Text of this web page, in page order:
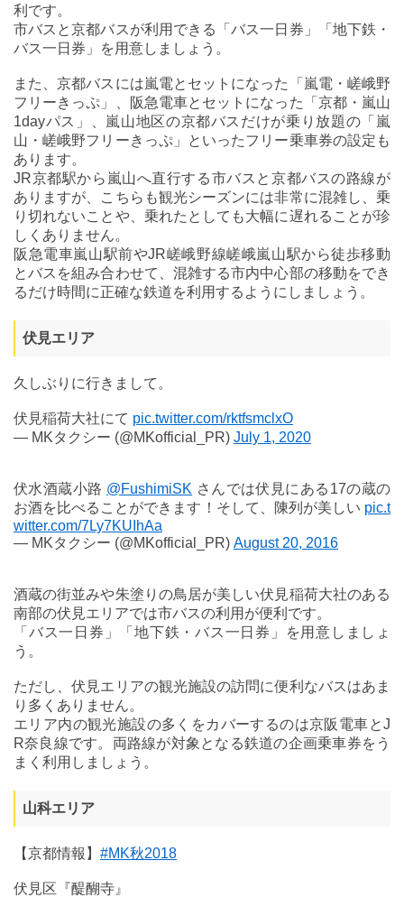
利です。
市バスと京都バスが利用できる「バス一日券」「地下鉄・
バス一日券」を用意しましょう。
また、京都バスには嵐電とセットになった「嵐電・嵯峨野
フリーきっぷ」、阪急電車とセットになった「京都・嵐山
1dayパス」、嵐山地区の京都バスだけが乗り放題の「嵐
山・嵯峨野フリーきっぷ」といったフリー乗車券の設定も
あります。
JR京都駅から嵐山へ直行する市バスと京都バスの路線が
ありますが、こちらも観光シーズンには非常に混雑し、乗
り切れないことや、乗れたとしても大幅に遅れることが珍
しくありません。
阪急電車嵐山駅前やJR嵯峨野線嵯峨嵐山駅から徒歩移動
とバスを組み合わせて、混雑する市内中心部の移動をでき
るだけ時間に正確な鉄道を利用するようにしましょう。
伏見エリア
久しぶりに行きまして。
伏見稲荷大社にて pic.twitter.com/rktfsmclxO
— MKタクシー (@MKofficial_PR) July 1, 2020
伏水酒蔵小路 @FushimiSK さんでは伏見にある17の蔵の
お酒を比べることができます！そして、陳列が美しい pic.t
witter.com/7Ly7KUIhAa
— MKタクシー (@MKofficial_PR) August 20, 2016
酒蔵の街並みや朱塗りの鳥居が美しい伏見稲荷大社のある
南部の伏見エリアでは市バスの利用が便利です。
「バス一日券」「地下鉄・バス一日券」を用意しましょ
う。
ただし、伏見エリアの観光施設の訪問に便利なバスはあま
り多くありません。
エリア内の観光施設の多くをカバーするのは京阪電車とJ
R奈良線です。両路線が対象となる鉄道の企画乗車券をう
まく利用しましょう。
山科エリア
【京都情報】 #MK秋2018
伏見区『醍醐寺』